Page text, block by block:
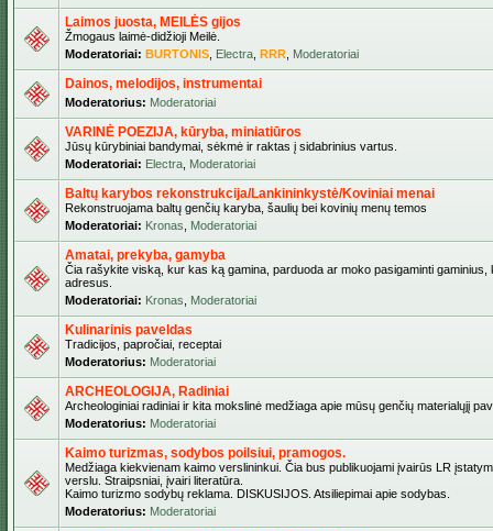
Laimos juosta, MEILĖS gijos
Žmogaus laimė-didžioji Meilė.
Moderatoriai: BURTONIS Electra RRR Moderatoriai
Dainos, melodijos, instrumentai
Moderatorius: Moderatoriai
VARINĖ POEZIJA, kūryba, miniatiūros
Jūsų kūrybiniai bandymai, sėkmė ir raktas į sidabrinius vartus.
Moderatoriai: Electra Moderatoriai
Baltų karybos rekonstrukcija/Lankininkystė/Koviniai menai
Rekonstruojama baltų genčių karyba, šaulių bei kovinių menų temos
Moderatoriai: Kronas Moderatoriai
Amatai, prekyba, gamyba
Čia rašykite viską, kur kas ką gamina, parduoda ar moko pasigaminti
adresus.
Moderatoriai: Kronas Moderatoriai
Kulinarinis paveldas
Tradicijos, papročiai, receptai
Moderatorius: Moderatoriai
ARCHEOLOGIJA, Radiniai
Archeologiniai radiniai ir kita mokslinė medžiaga apie mūsų genčių materialųjį
Moderatorius: Moderatoriai
Kaimo turizmas, sodybos poilsiui, pramogos.
Medžiaga kiekvienam kaimo verslininkui. Čia bus publikuojami įvairūs LR
verslu. Straipsniai, įvairi literatūra.
Kaimo turizmo sodybų reklama. DISKUSIJOS. Atsiliepimai apie sodybas.
Moderatorius: Moderatoriai